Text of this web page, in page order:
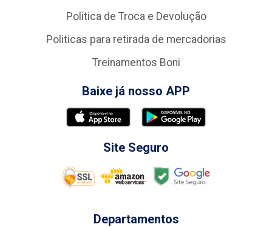
Política de Troca e Devolução
Politicas para retirada de mercadorias
Treinamentos Boni
Baixe já nosso APP
Site Seguro
Departamentos